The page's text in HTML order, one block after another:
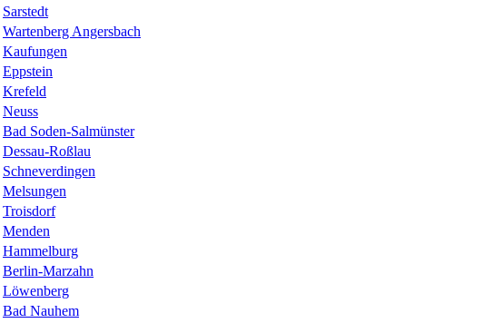
Sarstedt
Wartenberg Angersbach
Kaufungen
Eppstein
Krefeld
Neuss
Bad Soden-Salmünster
Dessau-Roßlau
Schneverdingen
Melsungen
Troisdorf
Menden
Hammelburg
Berlin-Marzahn
Löwenberg
Bad Nauhem